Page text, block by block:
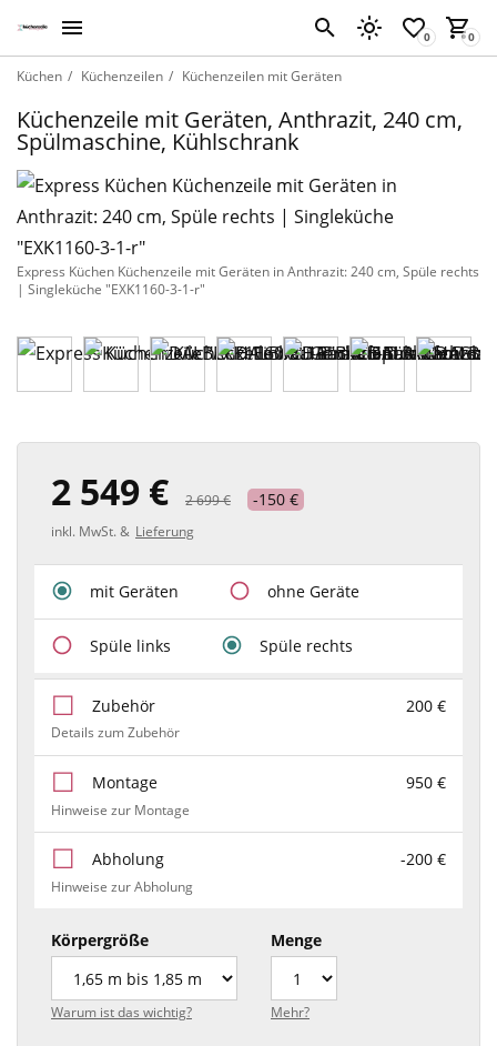
Küchen Küchenzeilen Küchenzeilen mit Geräten
Küchenzeile mit Geräten, Anthrazit, 240 cm,
Spülmaschine, Kühlschrank
Express Küchen Küchenzeile mit Geräten in Anthrazit: 240 cm, Spüle rechts
| Singleküche "EXK1160-3-1-r"
2 549 € 2 699 € -150 €
inkl. MwSt. & Lieferung
mit Geräten ohne Geräte
Spüle links Spüle rechts
Zubehör 200 €
Details zum Zubehör
Montage 950 €
Hinweise zur Montage
Abholung -200 €
Hinweise zur Abholung
Körpergröße
Warum ist das wichtig?
Menge
Mehr?